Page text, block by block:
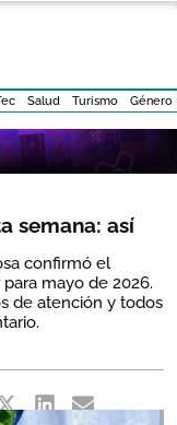
Salud Turismo Género
semana: así
confirmó el
mayo de 2026.
de atención y todos